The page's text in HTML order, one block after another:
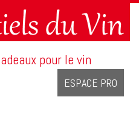
pour le vin
ESPACE PRO